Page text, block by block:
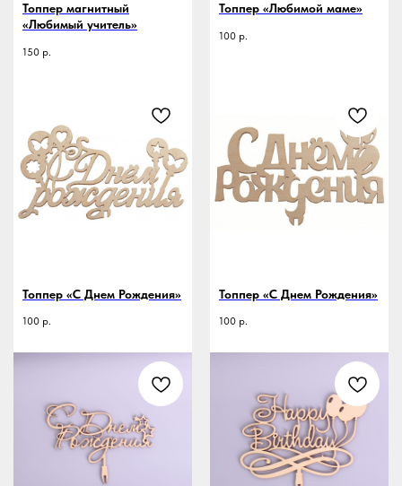
Топпер магнитный
«Любимый учитель»
150 р.
Топпер «Любимой маме»
100 р.
Топпер «С Днем Рождения»
100 р.
Топпер «С Днем Рождения»
100 р.